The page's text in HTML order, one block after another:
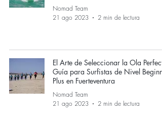
Nomad Team
21 ago 2023
2 min de lectura
El Arte de Seleccionar la Ola
Guía para Surfistas de Nivel
Plus en Fuerteventura
Nomad Team
21 ago 2023
2 min de lectura